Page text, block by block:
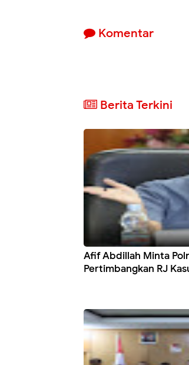
Komentar
Berita Terkini
Afif Abdillah Minta
Pertimbangkan RJ